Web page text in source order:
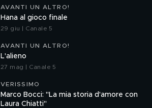
AVANTI UN ALTRO!
Hana al gioco finale
29 giu | Canale 5
AVANTI UN ALTRO!
L'alieno
27 mag | Canale 5
VERISSIMO
Marco Bocci: "La mia storia d'amore con
Laura Chiatti"